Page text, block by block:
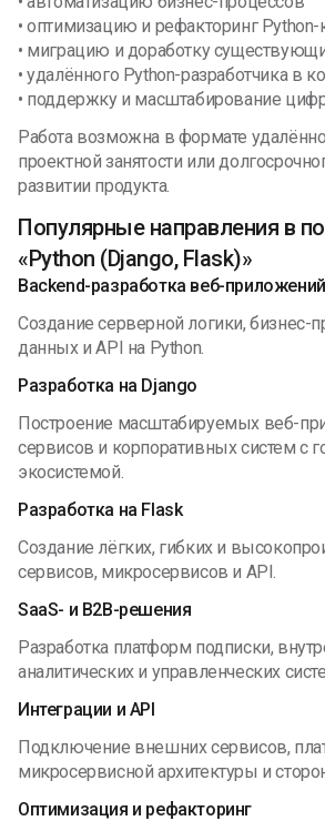
• оптимизацию и рефакторинг Python-
• миграцию и доработку
• удалённого Python-разработчика в
• поддержку и масштабирование
Работа возможна в формате
проектной занятости или
развитии продукта.
Популярные направления в
«Python (Django, Flask)»
Backend-разработка веб-приложений
Создание серверной логики, бизнес-
данных и API на Python.
Разработка на Django
Построение масштабируемых веб-
сервисов и корпоративных систем с
экосистемой.
Разработка на Flask
Создание лёгких, гибких и
сервисов, микросервисов и API.
SaaS- и B2B-решения
Разработка платформ подписки,
аналитических и управленческих
Интеграции и API
Подключение внешних сервисов,
микросервисной архитектуры и
Оптимизация и рефакторинг